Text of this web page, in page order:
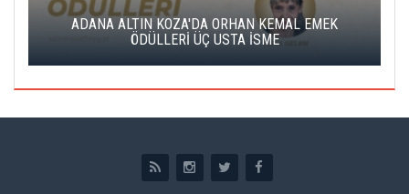
ADANA ALTIN KOZA'DA ORHAN KEMAL EMEK
ÖDÜLLERİ ÜÇ USTA İSME